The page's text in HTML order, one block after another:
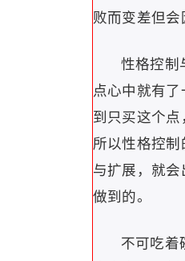
败而变差但会
性格控制
点心中就有
到只买这个
所以性格控
与扩展，就
做到的。
不可吃着